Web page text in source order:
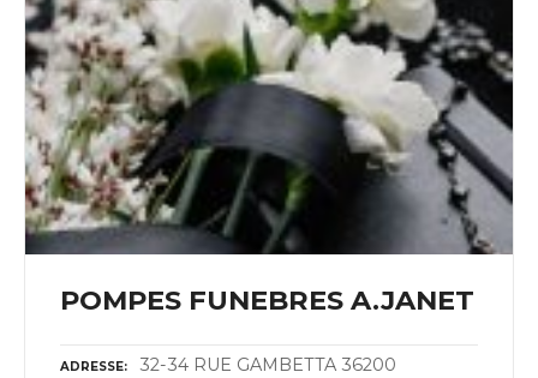
POMPES FUNEBRES A.JANET
ADRESSE
32-34 RUE GAMBETTA 36200